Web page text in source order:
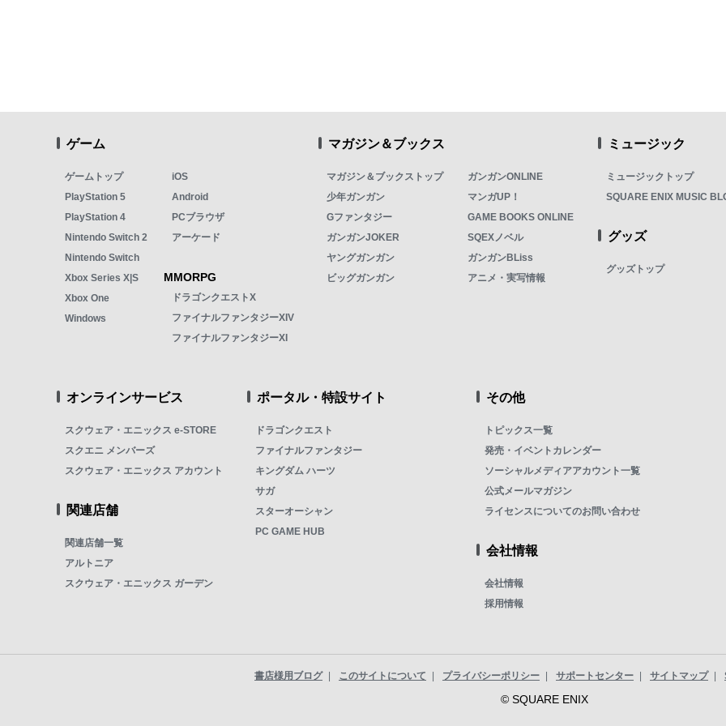
ゲーム
ゲームトップ
PlayStation 5
PlayStation 4
Nintendo Switch 2
Nintendo Switch
Xbox Series X|S
Xbox One
Windows
iOS
Android
PCブラウザ
アーケード
MMORPG
ドラゴンクエストX
ファイナルファンタジーXIV
ファイナルファンタジーXI
マガジン＆ブックス
マガジン＆ブックストップ
少年ガンガン
Gファンタジー
ガンガンJOKER
ヤングガンガン
ビッグガンガン
ガンガンONLINE
マンガUP！
GAME BOOKS ONLINE
SQEXノベル
ガンガンBLiss
アニメ・実写情報
ミュージック
ミュージックトップ
SQUARE ENIX MUSIC
グッズ
グッズトップ
オンラインサービス
スクウェア・エニックス e-STORE
スクエニ メンバーズ
スクウェア・エニックス アカウント
関連店舗
関連店舗一覧
アルトニア
スクウェア・エニックス ガーデン
ポータル・特設サイト
ドラゴンクエスト
ファイナルファンタジー
キングダム ハーツ
サガ
スターオーシャン
PC GAME HUB
その他
トピックス一覧
発売・イベントカレンダー
ソーシャルメディアアカウント一覧
公式メールマガジン
ライセンスについてのお問い合わせ
会社情報
会社情報
採用情報
書店様用ブログ このサイトについて プライバシーポリシー サポートセンター サイトマップ
© SQUARE ENIX